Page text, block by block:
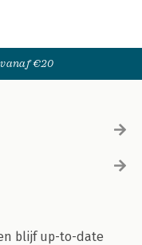
€20
blijf up-to-date